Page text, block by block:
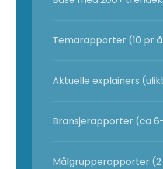
Temarapporter (10 pr
Aktuelle explainers
Bransjerapporter (ca
Målgrupperapporter (2